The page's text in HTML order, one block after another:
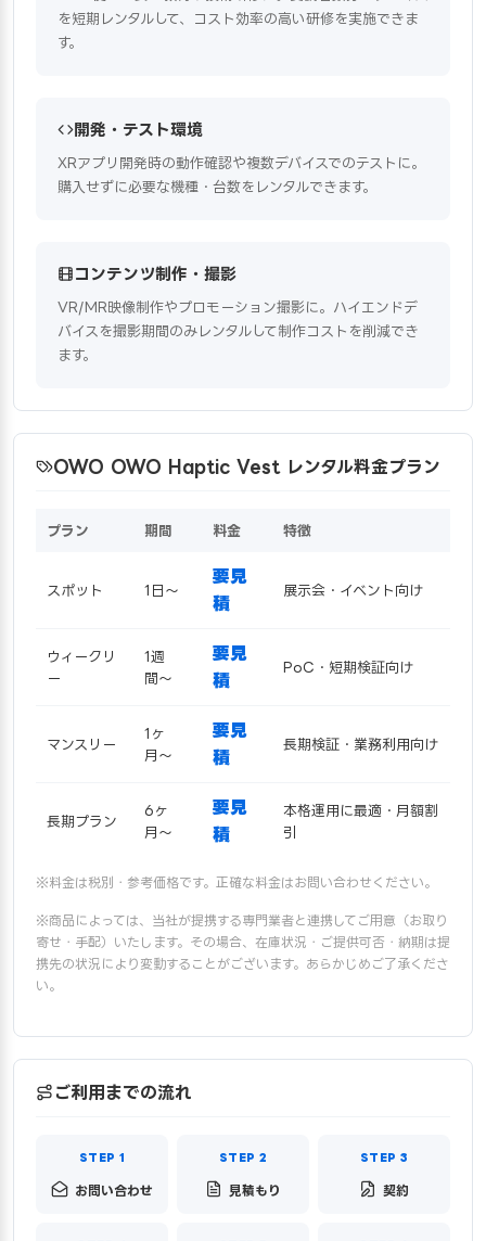
を短期レンタルして、コスト効率の高い研修を実施できま
す。
開発・テスト環境
XRアプリ開発時の動作確認や複数デバイスでのテストに。
購入せずに必要な機種・台数をレンタルできます。
コンテンツ制作・撮影
VR/MR映像制作やプロモーション撮影に。ハイエンドデ
バイスを撮影期間のみレンタルして制作コストを削減でき
ます。
OWO OWO Haptic Vest レンタル料金プラン
プラン 期間 料金 特徴
スポット 1日〜
要見
積
展示会・イベント向け
ウィークリ
ー
1週
間〜
要見
積
PoC・短期検証向け
マンスリー
1ヶ
月〜
要見
積
長期検証・業務利用向け
長期プラン
6ヶ
月〜
要見
積
本格運用に最適・月額割
引
※料金は税別・参考価格です。正確な料金はお問い合わせください。
※商品によっては、当社が提携する専門業者と連携してご用意（お取り
寄せ・手配）いたします。その場合、在庫状況・ご提供可否・納期は提
携先の状況により変動することがございます。あらかじめご了承くださ
い。
ご利用までの流れ
お問い合わせ 見積もり 契約